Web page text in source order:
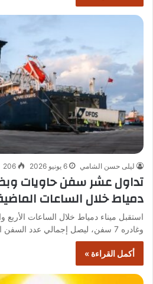
ليلى حسن الشامي 6 يونيو 2026 206
تداول عشر سفن حاويات
دمياط خلال الساعات
وغادره 7 سفن، ليصل إجمالي عدد السفن المتواجدة بالميناء إلى…
أكمل القراءة »